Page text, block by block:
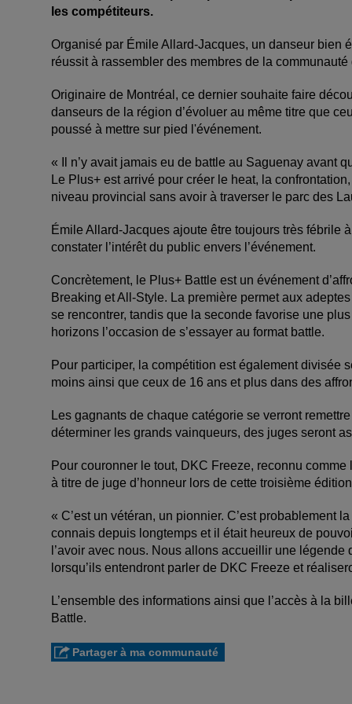
les compétiteurs.
Organisé par Émile Allard-Jacques, un danseur bien
réussit à rassembler des membres de la
Originaire de Montréal, ce dernier souhaite faire
danseurs de la région d’évoluer au même titre que
poussé à mettre sur pied l'événement.
« Il n’y avait jamais eu de battle au Saguenay avant
Le Plus+ est arrivé pour créer le heat, la
niveau provincial sans avoir à traverser le parc des
Émile Allard-Jacques ajoute être toujours très fébrile
constater l’intérêt du public envers l’événement.
Concrètement, le Plus+ Battle est un événement
Breaking et All-Style. La première permet aux
se rencontrer, tandis que la seconde favorise une
horizons l’occasion de s’essayer au format battle.
Pour participer, la compétition est également divisée
moins ainsi que ceux de 16 ans et plus dans des
Les gagnants de chaque catégorie se verront
déterminer les grands vainqueurs, des juges seront
Pour couronner le tout, DKC Freeze, reconnu
à titre de juge d’honneur lors de cette troisième
« C’est un vétéran, un pionnier. C’est probablement
connais depuis longtemps et il était heureux de
l’avoir avec nous. Nous allons accueillir une
lorsqu’ils entendront parler de DKC Freeze et
L’ensemble des informations ainsi que l’accès à la
Battle.
Partager à ma communauté